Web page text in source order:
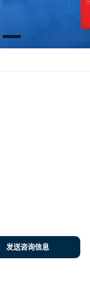
发送咨询信息